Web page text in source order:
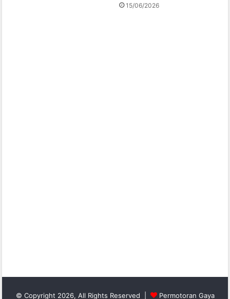
15/06/2026
© Copyright 2026, All Rights Reserved |
Permotoran Gaya